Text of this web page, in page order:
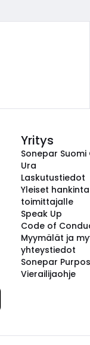
Yritys
Sonepar Suomi
Ura
Laskutustiedot
Yleiset
toimittajalle
Speak Up
Code of
Myymälät ja
yhteystiedot
Sonepar
Vierailijaohje